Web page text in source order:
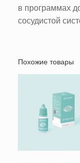
в программах
сосудистой
Похожие товары